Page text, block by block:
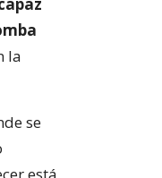
la
se
está